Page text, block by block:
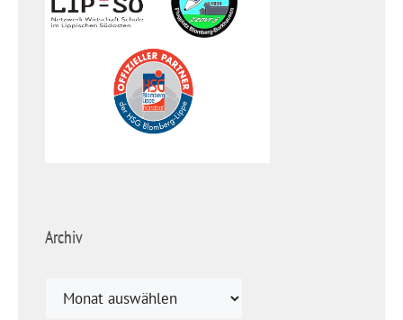
Archiv